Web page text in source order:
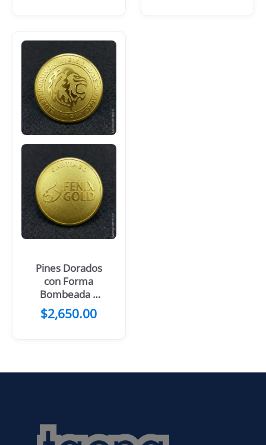
Pines Dorados
con Forma
Bombeada y
Fondo Arenado
$2,650.00